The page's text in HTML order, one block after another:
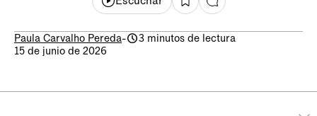
Paula Carvalho Pereda-
3 minutos de lectura
15 de junio de 2026